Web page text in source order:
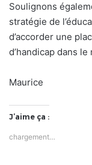
Soulignons
stratégie de
d’accorder une
d’handicap dans
Maurice
J’aime ça :
chargement…